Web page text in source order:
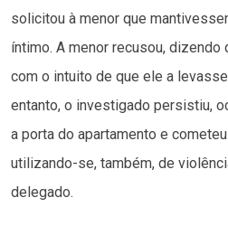
solicitou à menor que
íntimo. A menor recusou,
com o intuito de que ele a
entanto, o investigado persistiu,
a porta do apartamento e
utilizando-se, também, de
delegado.